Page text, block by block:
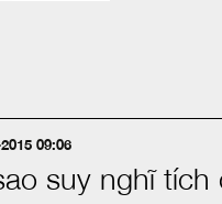
09:06
suy nghĩ